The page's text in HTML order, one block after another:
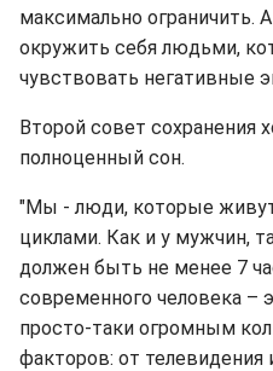
максимально ограничить.
окружить себя людьми,
чувствовать негативные
Второй совет сохранения
полноценный сон.
"Мы - люди, которые
циклами. Как и у мужчин,
должен быть не менее 7
современного человека –
просто-таки огромным
факторов: от телевидения